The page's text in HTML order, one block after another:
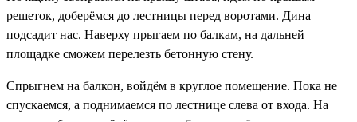
решеток, доберёмся до лестницы перед воротами. Дина
подсадит нас. Наверху прыгаем по балкам, на дальней
площадке сможем перелезть бетонную стену.
Спрыгнем на балкон, войдём в круглое помещение. Пока не
спускаемся, а поднимаемся по лестнице слева от входа. На